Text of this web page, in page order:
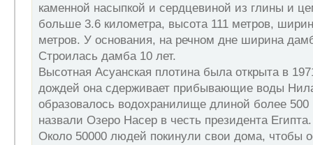
каменной насыпкой и сердцевиной из глины и
больше 3.6 километра, высота 111 метров,
метров. У основания, на речном дне ширина
Строилась дамба 10 лет.
Высотная Асуанская плотина была открыта в
дождей она сдерживает прибывающие воды
образовалось водохранилище длиной более 500
назвали Озеро Насер в честь президента Египта.
Около 50000 людей покинули свои дома, чтобы